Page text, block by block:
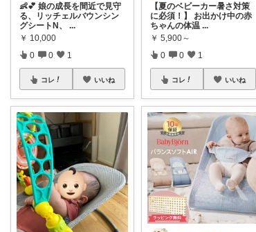
👶💕 娘の成長を間近で見守
る、リッチェルバウンシン
グシートN、
...
￥ 10,000
0 0 1
コレ いいね
【夏のベビーカー暑さ対策
に必須！】 お出かけ中の赤
ちゃんの体温 ...
￥ 5,900～
0 0 1
コレ いいね